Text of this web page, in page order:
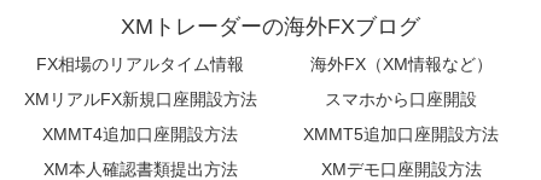
XMトレーダーの海外FXブログ
FX相場のリアルタイム情報
海外FX（XM情報など）
XMリアルFX新規口座開設方法
スマホから口座開設
XMMT4追加口座開設方法
XMMT5追加口座開設方法
XM本人確認書類提出方法
XMデモ口座開設方法